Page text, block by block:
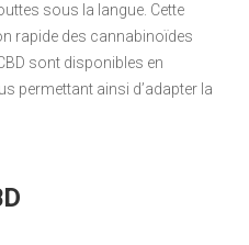
sous la langue. Cette
rapide des cannabinoïdes
sont disponibles en
permettant ainsi d’adapter la